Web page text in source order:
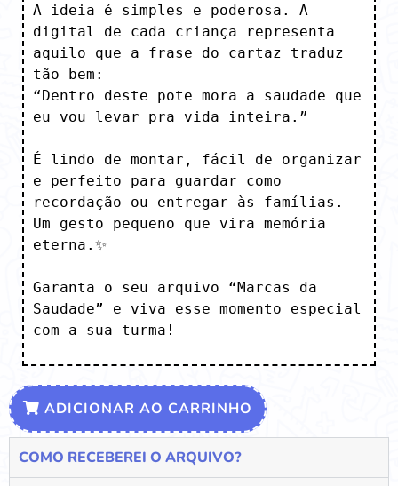
A ideia é simples e poderosa. A
digital de cada criança representa
aquilo que a frase do cartaz traduz
tão bem:
“Dentro deste pote mora a saudade que
eu vou levar pra vida inteira.”
É lindo de montar, fácil de organizar
e perfeito para guardar como
recordação ou entregar às famílias.
Um gesto pequeno que vira memória
eterna.✨
Garanta o seu arquivo “Marcas da
Saudade” e viva esse momento especial
com a sua turma!
ADICIONAR AO CARRINHO
COMO RECEBEREI O ARQUIVO?